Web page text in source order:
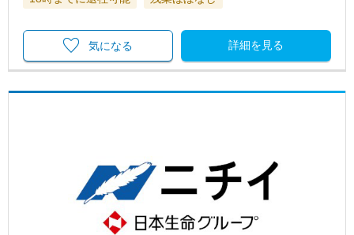
詳細を見る
気になる